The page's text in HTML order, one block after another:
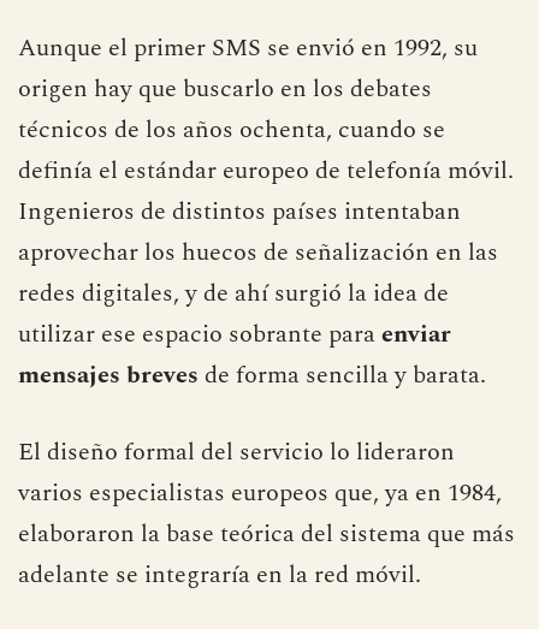
caracteres
Aunque el primer SMS se envió en 1992, su
origen hay que buscarlo en los debates
técnicos de los años ochenta, cuando se
definía el estándar europeo de telefonía móvil.
Ingenieros de distintos países intentaban
aprovechar los huecos de señalización en las
redes digitales, y de ahí surgió la idea de
mensajes breves de forma sencilla y barata.
El diseño formal del servicio lo lideraron
varios especialistas europeos que, ya en 1984,